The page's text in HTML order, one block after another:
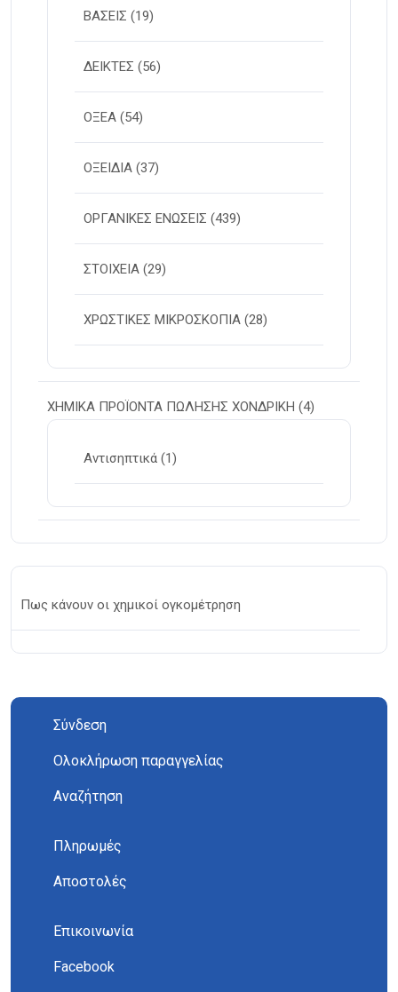
ΒΑΣΕΙΣ (19)
ΔΕΙΚΤΕΣ (56)
ΟΞΕΑ (54)
ΟΞΕΙΔΙΑ (37)
ΟΡΓΑΝΙΚΕΣ ΕΝΩΣΕΙΣ (439)
ΣΤΟΙΧΕΙΑ (29)
ΧΡΩΣΤΙΚΕΣ ΜΙΚΡΟΣΚΟΠΙΑ (28)
ΧΗΜΙΚΑ ΠΡΟΪΟΝΤΑ ΠΩΛΗΣΗΣ ΧΟΝΔΡΙΚΗ (4)
Αντισηπτικά (1)
Πως κάνουν οι χημικοί ογκομέτρηση
Σύνδεση
Ολοκλήρωση παραγγελίας
Αναζήτηση
Πληρωμές
Αποστολές
Επικοινωνία
Facebook